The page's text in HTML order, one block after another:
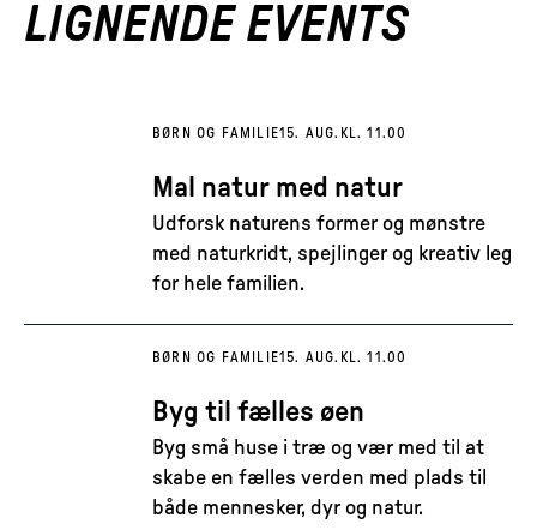
LIGNENDE EVENTS
BØRN OG FAMILIE15. AUG. KL. 11.00
Mal natur med natur
Udforsk naturens former og mønstre
med naturkridt, spejlinger og kreativ leg
for hele familien.
BØRN OG FAMILIE15. AUG. KL. 11.00
Byg til fælles øen
Byg små huse i træ og vær med til at
skabe en fælles verden med plads til
både mennesker, dyr og natur.